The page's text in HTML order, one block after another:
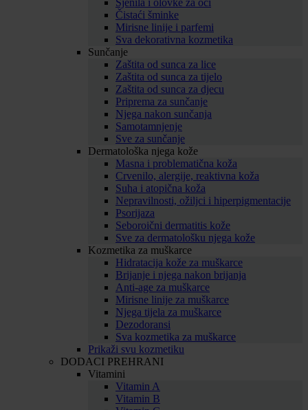
Sjenila i olovke za oči
Čistaći šminke
Mirisne linije i parfemi
Sva dekorativna kozmetika
Sunčanje
Zaštita od sunca za lice
Zaštita od sunca za tijelo
Zaštita od sunca za djecu
Priprema za sunčanje
Njega nakon sunčanja
Samotamnjenje
Sve za sunčanje
Dermatološka njega kože
Masna i problematična koža
Crvenilo, alergije, reaktivna koža
Suha i atopična koža
Nepravilnosti, ožiljci i hiperpigmentacije
Psorijaza
Seboroični dermatitis kože
Sve za dermatološku njega kože
Kozmetika za muškarce
Hidratacija kože za muškarce
Brijanje i njega nakon brijanja
Anti-age za muškarce
Mirisne linije za muškarce
Njega tijela za muškarce
Dezodoransi
Sva kozmetika za muškarce
Prikaži svu kozmetiku
DODACI PREHRANI
Vitamini
Vitamin A
Vitamin B